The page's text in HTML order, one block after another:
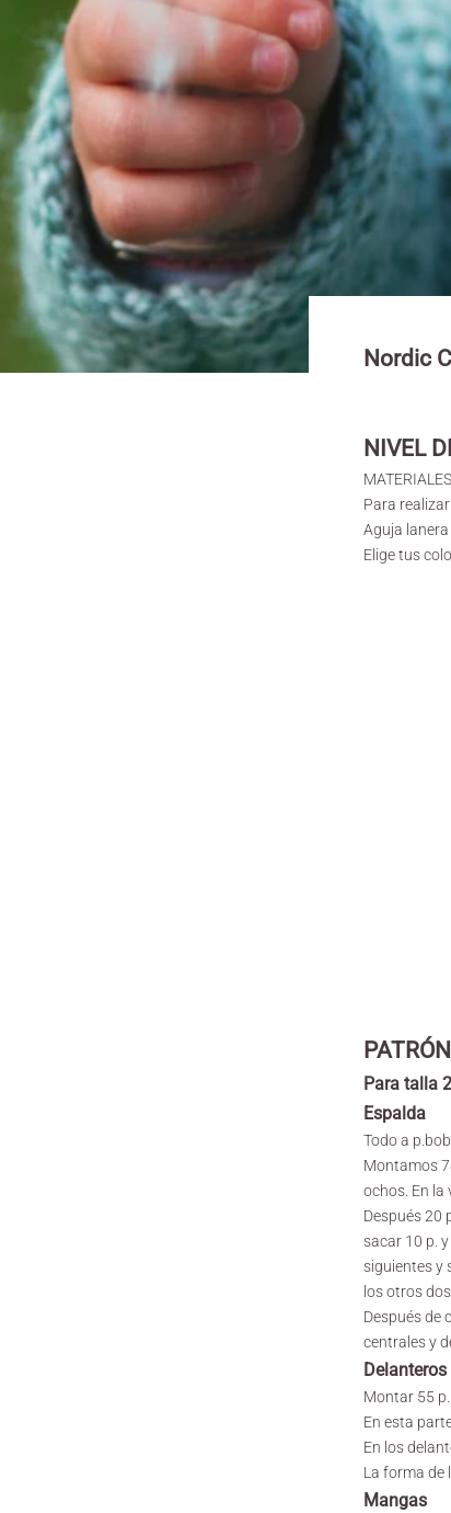
Nordic
NIVEL
Para
Aguja lanera
Elige tus
Para talla
Espalda
Todo a
Montamos
ochos. En la
Después 20
sacar 10 p.
siguientes y
los otros
Después de
centrales y
Delanteros
Montar 55
En esta
En los
La forma de
Mangas